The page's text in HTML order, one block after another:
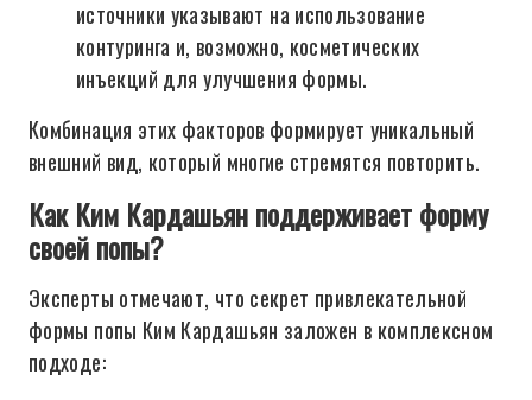
источники указывают на использование
контуринга и, возможно, косметических
инъекций для улучшения формы.
Комбинация этих факторов формирует уникальный
внешний вид, который многие стремятся повторить.
Как Ким Кардашьян поддерживает форму
своей попы?
Эксперты отмечают, что секрет привлекательной
формы попы Ким Кардашьян заложен в комплексном
подходе: